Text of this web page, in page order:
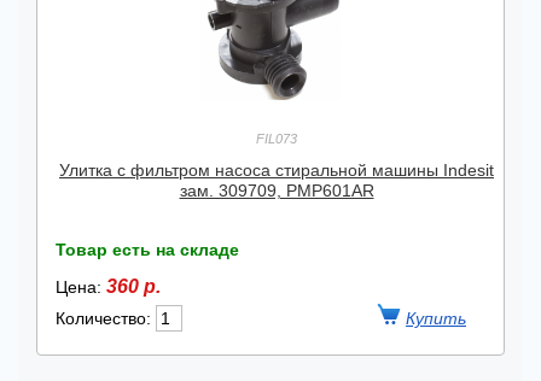
FIL073
Улитка с фильтром насоса стиральной машины Indesit
зам. 309709, PMP601AR
Товар есть на складе
Цена: 360 р.
Количество: